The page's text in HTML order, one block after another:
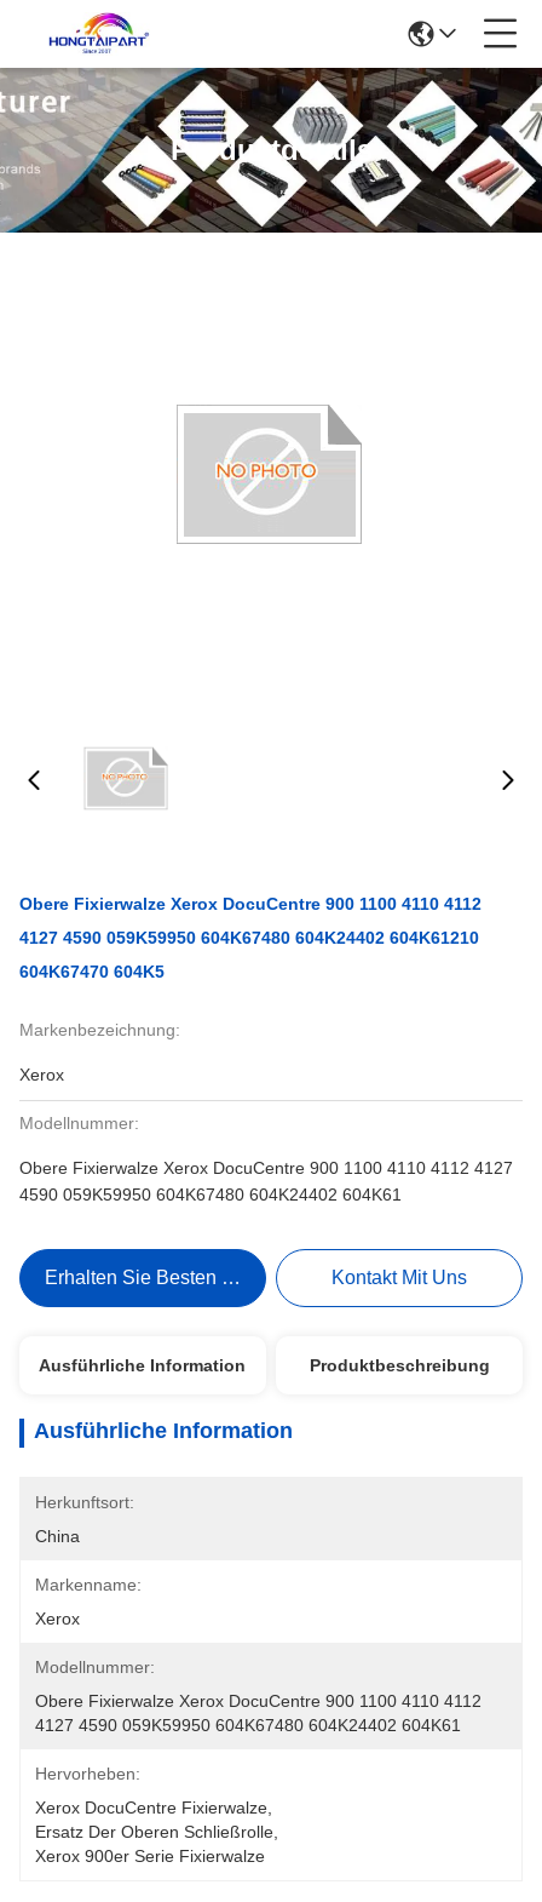
Produktdetails
Obere Fixierwalze Xerox DocuCentre 900 1100 4110 4112
4127 4590 059K59950 604K67480 604K24402 604K61210
604K67470 604K5
Markenbezeichnung:
Xerox
Modellnummer:
Obere Fixierwalze Xerox DocuCentre 900 1100 4110 4112 4127
4590 059K59950 604K67480 604K24402 604K61
Erhalten Sie Besten Preis Kontakt Mit Uns
Ausführliche Information Produktbeschreibung
Ausführliche Information
Herkunftsort:
China
Markenname:
Xerox
Modellnummer:
Obere Fixierwalze Xerox DocuCentre 900 1100 4110 4112
4127 4590 059K59950 604K67480 604K24402 604K61
Hervorheben:
Xerox DocuCentre Fixierwalze
Ersatz Der Oberen Schließrolle
Xerox 900er Serie Fixierwalze